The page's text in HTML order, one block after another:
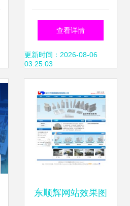
示 专业工厂铸就品
质展览新标杆
查看详情
更新时间：2026-08-06
03:25:03
东顺辉网站效果图